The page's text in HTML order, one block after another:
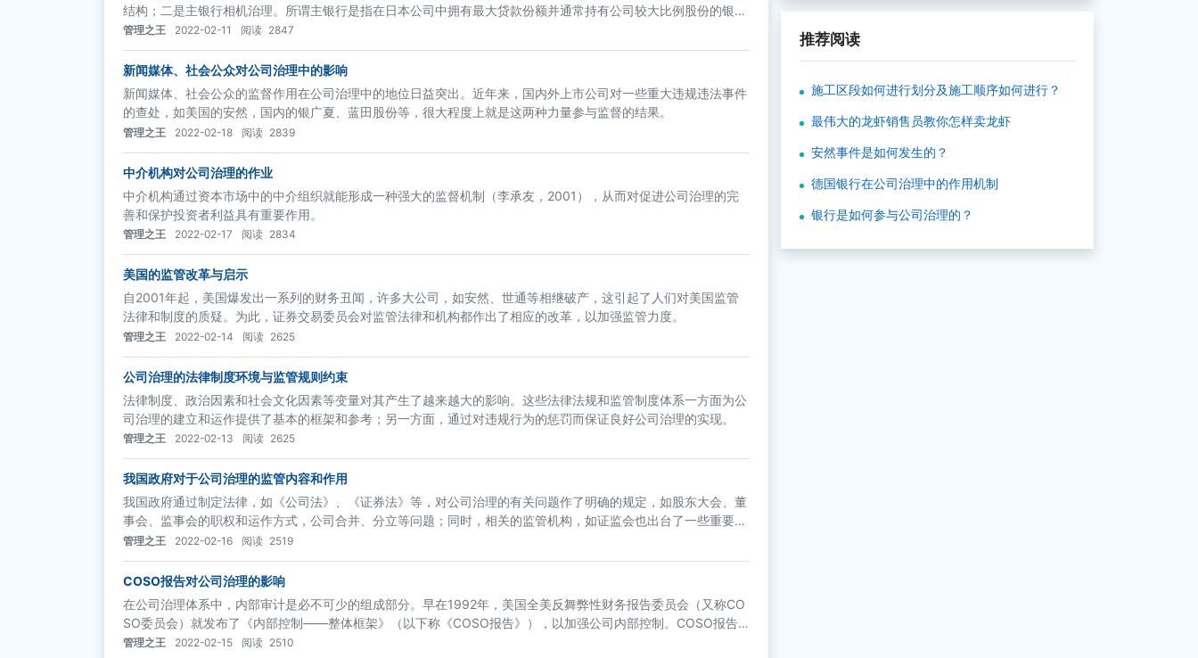
结构；二是主银行相机治理。所谓主银行是指在日本公司中拥有最大贷款份额并通常持有公司较大比例股份的银
行。
管理之王 2022-02-11 阅读 2847
新闻媒体、社会公众对公司治理中的影响
新闻媒体、社会公众的监督作用在公司治理中的地位日益突出。近年来，国内外上市公司对一些重大违规违法事件
的查处，如美国的安然，国内的银广夏、蓝田股份等，很大程度上就是这两种力量参与监督的结果。
管理之王 2022-02-18 阅读 2839
中介机构对公司治理的作业
中介机构通过资本市场中的中介组织就能形成一种强大的监督机制（李承友，2001），从而对促进公司治理的完
善和保护投资者利益具有重要作用。
管理之王 2022-02-17 阅读 2834
美国的监管改革与启示
自2001年起，美国爆发出一系列的财务丑闻，许多大公司，如安然、世通等相继破产，这引起了人们对美国监管
法律和制度的质疑。为此，证券交易委员会对监管法律和机构都作出了相应的改革，以加强监管力度。
管理之王 2022-02-14 阅读 2625
公司治理的法律制度环境与监管规则约束
法律制度、政治因素和社会文化因素等变量对其产生了越来越大的影响。这些法律法规和监管制度体系一方面为公
司治理的建立和运作提供了基本的框架和参考；另一方面，通过对违规行为的惩罚而保证良好公司治理的实现。
管理之王 2022-02-13 阅读 2625
我国政府对于公司治理的监管内容和作用
我国政府通过制定法律，如《公司法》、《证券法》等，对公司治理的有关问题作了明确的规定，如股东大会、董
事会、监事会的职权和运作方式，公司合并、分立等问题；同时，相关的监管机构，如证监会也出台了一些重要的
法规和准则，包括《上市公司治理准则》、《关于在上市公司建立独立董事制度的指导意见》、《上市公司收购管
理办法》等
管理之王 2022-02-16 阅读 2519
COSO报告对公司治理的影响
在公司治理体系中，内部审计是必不可少的组成部分。早在1992年，美国全美反舞弊性财务报告委员会（又称CO
SO委员会）就发布了《内部控制——整体框架》（以下称《COSO报告》），以加强公司内部控制。COSO报告
为企事业单位构建起一个三维立体的全面风险防范体系。它们给企业以立体、全方位、多层次的内部审计和风险防
管理之王 2022-02-15 阅读 2510
推荐阅读
施工区段如何进行划分及施工顺序如何进行？
最伟大的龙虾销售员教你怎样卖龙虾
安然事件是如何发生的？
德国银行在公司治理中的作用机制
银行是如何参与公司治理的？